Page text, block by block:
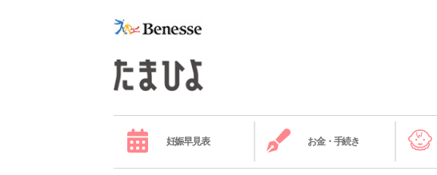
妊娠早見表 お金・手続き